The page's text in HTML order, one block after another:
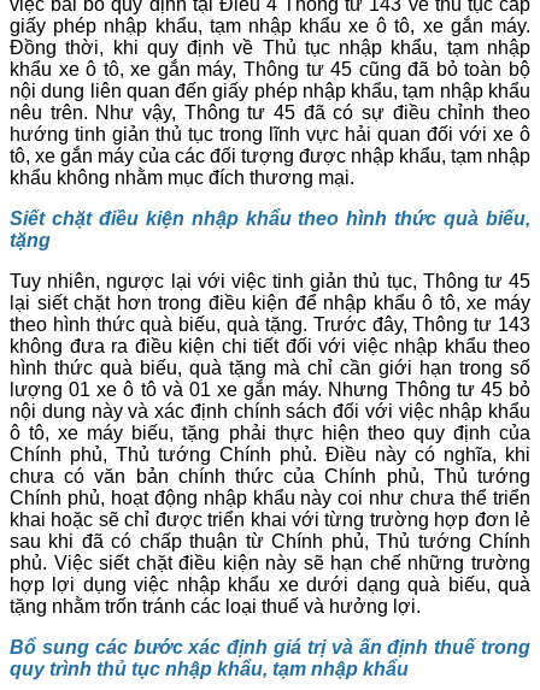
giấy phép nhập khẩu, tạm nhập khẩu xe ô tô, xe gắn máy.
Đồng thời, khi quy định về Thủ tục nhập khẩu, tạm nhập
khẩu xe ô tô, xe gắn máy, Thông tư 45 cũng đã bỏ toàn bộ
nội dung liên quan đến giấy phép nhập khẩu, tạm nhập khẩu
nêu trên. Như vậy, Thông tư 45 đã có sự điều chỉnh theo
hướng tinh giản thủ tục trong lĩnh vực hải quan đối với xe ô
tô, xe gắn máy của các đối tượng được nhập khẩu, tạm nhập
khẩu không nhằm mục đích thương mại.
Siết chặt điều kiện nhập khẩu theo hình thức quà biếu,
tặng
Tuy nhiên, ngược lại với việc tinh giản thủ tục, Thông tư 45
lại siết chặt hơn trong điều kiện để nhập khẩu ô tô, xe máy
theo hình thức quà biếu, quà tặng. Trước đây, Thông tư 143
không đưa ra điều kiện chi tiết đối với việc nhập khẩu theo
hình thức quà biếu, quà tặng mà chỉ cần giới hạn trong số
lượng 01 xe ô tô và 01 xe gắn máy. Nhưng Thông tư 45 bỏ
nội dung này và xác định chính sách đối với việc nhập khẩu
ô tô, xe máy biếu, tặng phải thực hiện theo quy định của
Chính phủ, Thủ tướng Chính phủ. Điều này có nghĩa, khi
chưa có văn bản chính thức của Chính phủ, Thủ tướng
Chính phủ, hoạt động nhập khẩu này coi như chưa thể triển
khai hoặc sẽ chỉ được triển khai với từng trường hợp đơn lẻ
sau khi đã có chấp thuận từ Chính phủ, Thủ tướng Chính
phủ. Việc siết chặt điều kiện này sẽ hạn chế những trường
hợp lợi dụng việc nhập khẩu xe dưới dạng quà biếu, quà
tặng nhằm trốn tránh các loại thuế và hưởng lợi.
Bổ sung các bước xác định giá trị và ấn định thuế trong
quy trình thủ tục nhập khẩu, tạm nhập khẩu